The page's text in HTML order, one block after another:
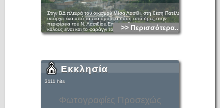
Στην ΒΔ πλευρά του οικισμού Μέσα Λασίθι, στη θέση Πατέλα,
υπάρχει ένα από τα πιο όμορφα δάση από δρυς στην
περιφέρεια του Ν. Λασιθίου.Επίσης, ιδιαίτερου φυσικού
κάλους είναι και το φαράγγι του Χαυγά, που βρίσκεται στα
ΝΑ του οικισμού. Η διάβαση του διαρκεί μία ώρα και
Λασιθίου φιλοτέχνησαν περί τα 200 ξυλόγλυπτα τέμπλα που
βρίσκονται σε ναούς και μοναστήρια του Οροπεδίου Λασιθίου
και στις επαρχίες Μεραμβέλλου, Ιεράπετρας, Πεδιάδας,
αυτής της τέχνης προέρχονταν από τις οικογένειες των
>> Περισσότερα...
Φωτογραφίες Προσεχώς
Εκκλησία
3111 hits